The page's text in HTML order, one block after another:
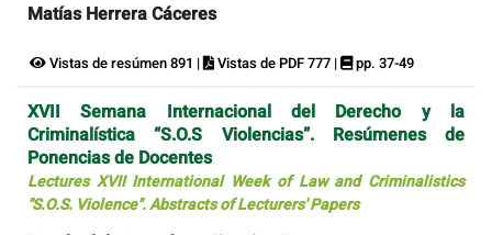
Matías Herrera Cáceres
Vistas de resúmen 891 | Vistas de PDF 777 | pp. 37-49
XVII Semana Internacional del Derecho y la
Criminalística “S.O.S Violencias”. Resúmenes de
Ponencias de Docentes
Lectures XVII International Week of Law and Criminalistics
"S.O.S. Violence". Abstracts of Lecturers' Papers